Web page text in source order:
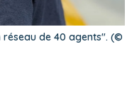
réseau de 40 agents". (©